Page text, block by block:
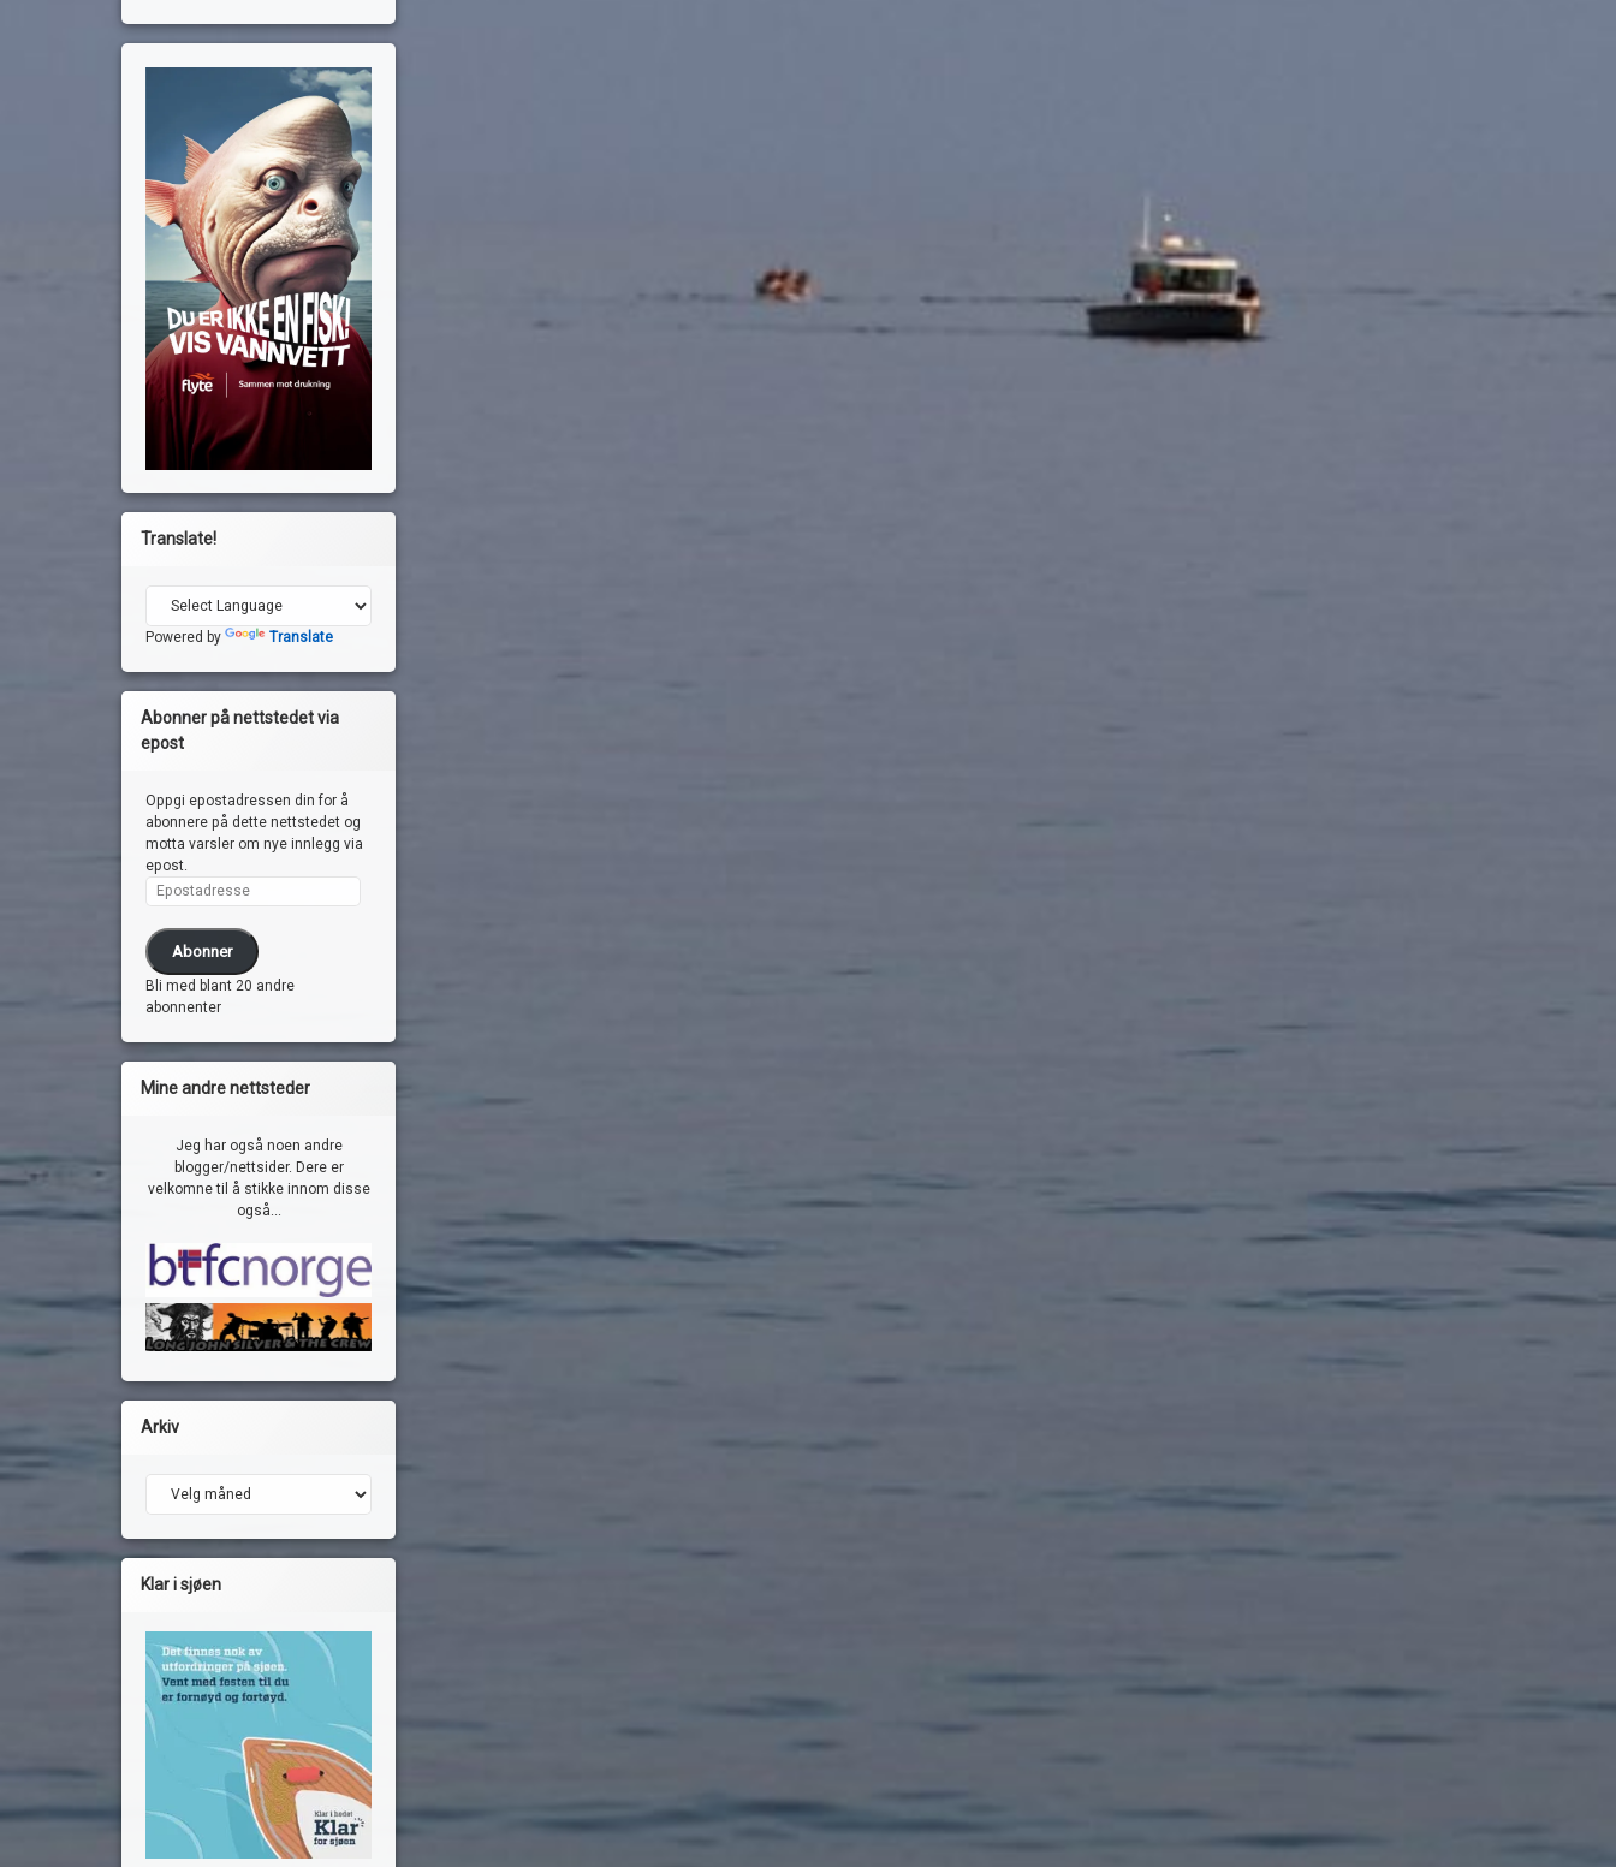
Translate!
Powered by Translate
Abonner på nettstedet via
epost
Oppgi epostadressen din for å
abonnere på dette nettstedet og
motta varsler om nye innlegg via
epost.
Epostadresse
Abonner
Bli med blant 20 andre
abonnenter
Mine andre nettsteder
Jeg har også noen andre
blogger/nettsider. Dere er
velkomne til å stikke innom disse
også...
Arkiv
Arkiv
Klar i sjøen